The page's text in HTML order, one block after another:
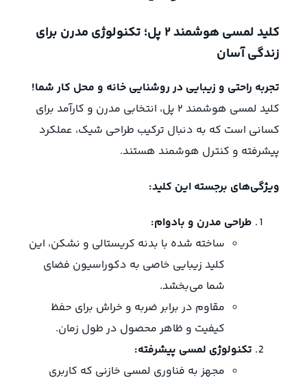
کلید لمسی هوشمند 2 پل؛ تکنولوژی مدرن برای
زندگی آسان
تجربه راحتی و زیبایی در روشنایی خانه و محل کار شما!
کلید لمسی هوشمند 2 پل، انتخابی مدرن و کارآمد برای
کسانی است که به دنبال ترکیب طراحی شیک، عملکرد
پیشرفته و کنترل هوشمند هستند.
ویژگی‌های برجسته این کلید:
طراحی مدرن و بادوام:
ساخته شده با بدنه کریستالی و نشکن، این
کلید زیبایی خاصی به دکوراسیون فضای
شما می‌بخشد.
مقاوم در برابر ضربه و خراش برای حفظ
کیفیت و ظاهر محصول در طول زمان.
تکنولوژی لمسی پیشرفته:
مجهز به فناوری لمسی خازنی که کاربری